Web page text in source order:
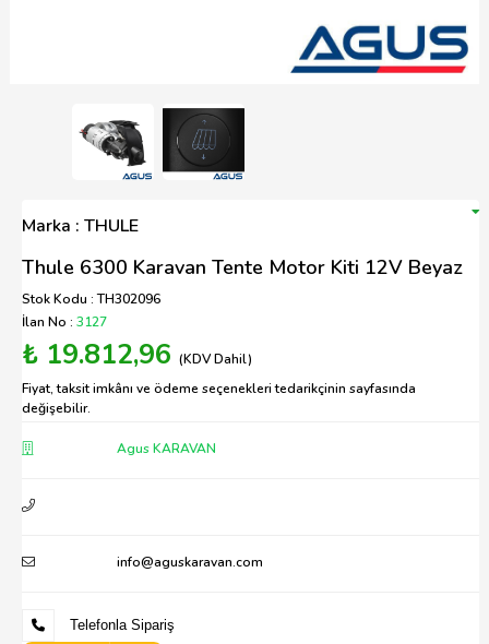
Marka : THULE
Thule 6300 Karavan Tente Motor Kiti 12V Beyaz
Stok Kodu : TH302096
İlan No : 3127
₺ 19.812,96 (KDV Dahil)
Fiyat, taksit imkânı ve ödeme seçenekleri tedarikçinin sayfasında
değişebilir.
Agus KARAVAN
info@aguskaravan.com
Telefonla Sipariş